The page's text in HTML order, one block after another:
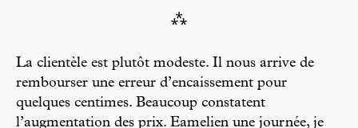
⁂
La clientèle est plutôt modeste. Il nous arrive de
rembourser une erreur d’encaissement pour
quelques centimes. Beaucoup constatent
l’augmentation des prix. Eamelien une journée, je